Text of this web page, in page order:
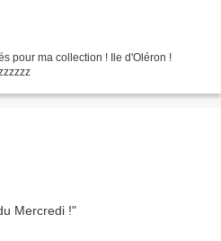
pour ma collection ! Ile d'Oléron !